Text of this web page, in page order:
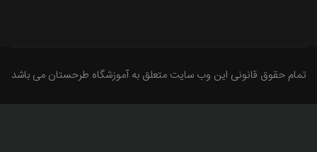
تمام حقوق قانونی این وب سایت متعلق به آموزشگاه طرحستان می باشد